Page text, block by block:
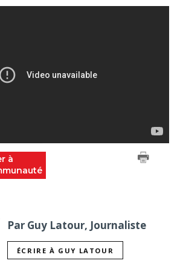
à
Par Guy Latour, Journaliste
ÉCRIRE À GUY LATOUR